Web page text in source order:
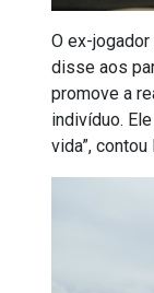
O ex-
disse aos
promove a
indivíduo.
vida”,